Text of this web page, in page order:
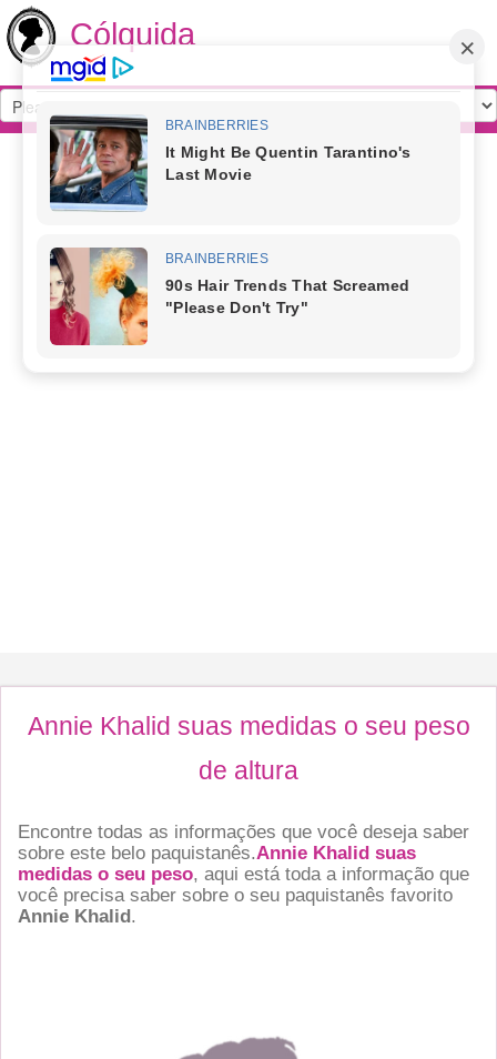
Cólquida
Annie Khalid suas medidas o seu peso
de altura
Encontre todas as informações que você deseja saber
sobre este belo paquistanês.Annie Khalid suas
medidas o seu peso, aqui está toda a informação que
você precisa saber sobre o seu paquistanês favorito
Annie Khalid.